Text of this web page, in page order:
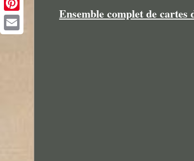
Ensemble complet de